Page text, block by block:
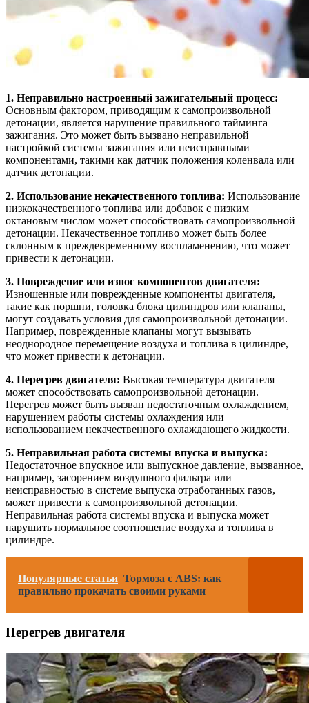
1. Неправильно настроенный зажигательный процесс:
Основным фактором, приводящим к самопроизвольной
детонации, является нарушение правильного тайминга
зажигания. Это может быть вызвано неправильной
настройкой системы зажигания или неисправными
компонентами, такими как датчик положения коленвала или
датчик детонации.
2. Использование некачественного топлива: Использование
низкокачественного топлива или добавок с низким
октановым числом может способствовать самопроизвольной
детонации. Некачественное топливо может быть более
склонным к преждевременному воспламенению, что может
привести к детонации.
3. Повреждение или износ компонентов двигателя:
Изношенные или поврежденные компоненты двигателя,
такие как поршни, головка блока цилиндров или клапаны,
могут создавать условия для самопроизвольной детонации.
Например, поврежденные клапаны могут вызывать
неоднородное перемещение воздуха и топлива в цилиндре,
что может привести к детонации.
4. Перегрев двигателя: Высокая температура двигателя
может способствовать самопроизвольной детонации.
Перегрев может быть вызван недостаточным охлаждением,
нарушением работы системы охлаждения или
использованием некачественного охлаждающего жидкости.
5. Неправильная работа системы впуска и выпуска:
Недостаточное впускное или выпускное давление, вызванное,
например, засорением воздушного фильтра или
неисправностью в системе выпуска отработанных газов,
может привести к самопроизвольной детонации.
Неправильная работа системы впуска и выпуска может
нарушить нормальное соотношение воздуха и топлива в
цилиндре.
Популярные статьи Тормоза с ABS: как
правильно прокачать своими руками
Перегрев двигателя